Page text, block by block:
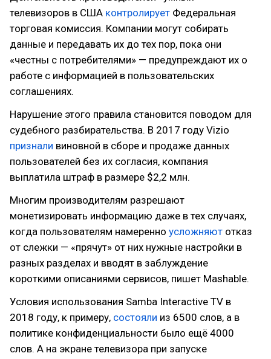
телевизоров в США контролирует Федеральная
торговая комиссия. Компании могут собирать
данные и передавать их до тех пор, пока они
«честны с потребителями» — предупреждают их о
работе с информацией в пользовательских
соглашениях.
Нарушение этого правила становится поводом для
судебного разбирательства. В 2017 году Vizio
признали виновной в сборе и продаже данных
пользователей без их согласия, компания
выплатила штраф в размере $2,2 млн.
Многим производителям разрешают
монетизировать информацию даже в тех случаях,
когда пользователям намеренно усложняют отказ
от слежки — «прячут» от них нужные настройки в
разных разделах и вводят в заблуждение
короткими описаниями сервисов, пишет Mashable.
Условия использования Samba Interactive TV в
2018 году, к примеру, состояли из 6500 слов, а в
политике конфиденциальности было ещё 4000
слов. А на экране телевизора при запуске